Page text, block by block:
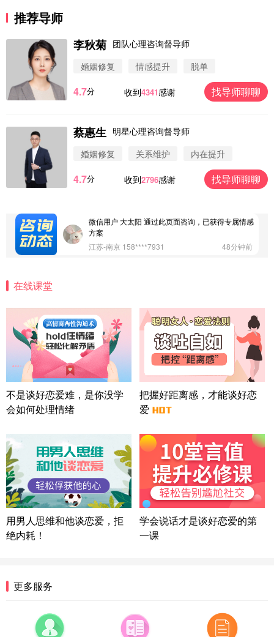
推荐导师
李秋菊 团队心理咨询督导师
婚姻修复
情感提升 脱单
4.7分 收到4341感谢 找导师聊聊
蔡惠生 明星心理咨询督导师
婚姻修复
关系维护 内在提升
4.7分 收到2796感谢 找导师聊聊
微信用户 圆圈 通过此页面咨询，已获得专属情感方
案
微信用户 Vnno 通过此页面咨询，已获得专属情感方
微信用户 大太阳 通过此页面咨询，已获得专属情感
方案
江苏-南京 158****7931
48分钟前
情感方案
北京-朝阳 151****3189
22分钟前
微信用户 巧?媚儿 通过此页面咨询，已获得专属情感
方案
上海-浦东 177****9074
56分钟前
微信用户 Liberty 通过此页面咨询，已获得专属情感
方案
广东-广州 188****5632
湖北-武汉 135****7410
41分钟前
微信用户 困困魚? 通过此页面咨询，已获得专属情感
方案
陕西-西安 139****6283
3分钟前
情感方案
浙江-宁波 150****8921
福建-厦门 159****4462
53分钟前
在线课堂
不是谈好恋爱难，是你没学
会如何处理情绪
把握好距离感，才能谈好恋
爱
用男人思维和他谈恋爱，拒
绝内耗！
学会说话才是谈好恋爱的第
一课
更多服务